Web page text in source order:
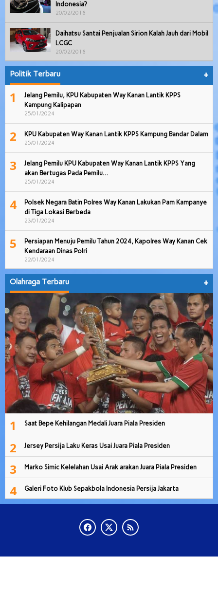
Indonesia?
20/02/2018
Daihatsu Santai Penjualan Sirion Kalah Jauh dari Mobil
LCGC
20/02/2018
Politik Terbaru +
1
Jelang Pemilu, KPU Kabupaten Way Kanan Lantik KPPS
Kampung Kalipapan
25/01/2024
2 KPU Kabupaten Way Kanan Lantik KPPS Kampung Bandar Dalam
25/01/2024
3
Jelang Pemilu KPU Kabupaten Way Kanan Lantik KPPS Yang
akan Bertugas Pada Pemilu…
25/01/2024
4
Polsek Negara Batin Polres Way Kanan Lakukan Pam Kampanye
di Tiga Lokasi Berbeda
23/01/2024
5
Persiapan Menuju Pemilu Tahun 2024, Kapolres Way Kanan Cek
Kendaraan Dinas Polri
22/01/2024
Olahraga Terbaru +
1 Saat Bepe Kehilangan Medali Juara Piala Presiden
2 Jersey Persija Laku Keras Usai Juara Piala Presiden
3 Marko Simic Kelelahan Usai Arak arakan Juara Piala Presiden
4 Galeri Foto Klub Sepakbola Indonesia Persija Jakarta